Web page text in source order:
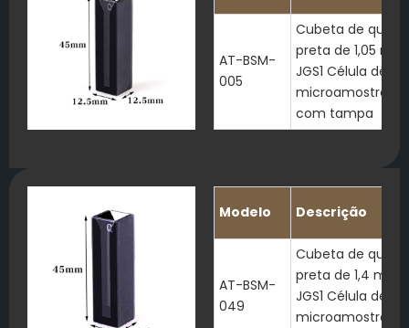
AT-BSM-
005
Cubeta de
preta de 1,05 ml
JGS1 Célula de
microamostra
com tampa
Modelo Descrição
AT-BSM-
049
Cubeta de
preta de 1,4 ml
JGS1 Célula de
microamostra